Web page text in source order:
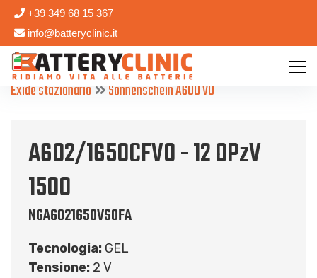
+39 349 68 15 367
info@batteryclinic.it
Exide stazionario Sonnenschein A600 V0
A602/1650CFV0 - 12 OPzV
1500
NGA6021650VS0FA
Tecnologia: GEL
Tensione: 2 V